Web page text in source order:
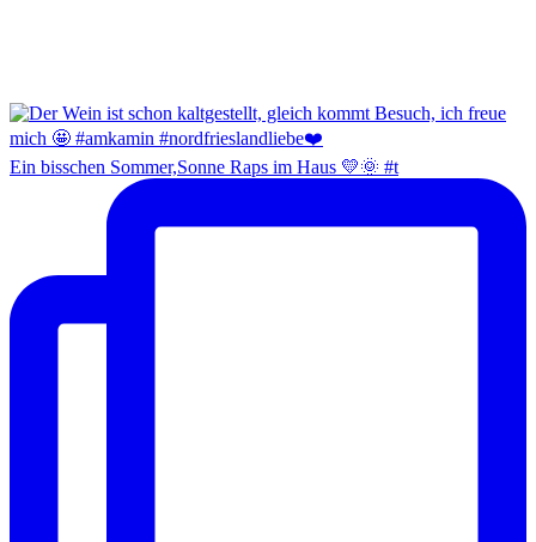
Ein bisschen Sommer,Sonne Raps im Haus 💛🌞 #t